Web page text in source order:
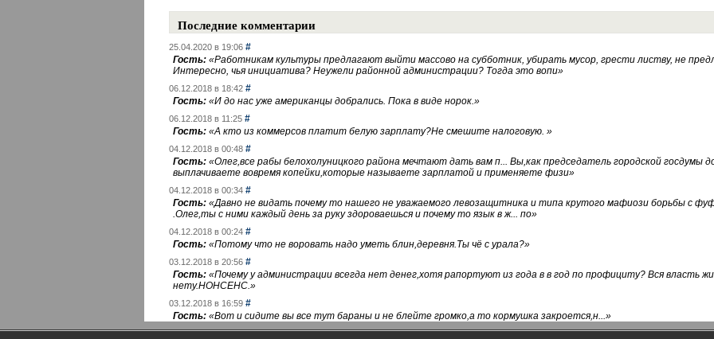
Последние комментарии
25.04.2020 в 19:06 #
Гость: «Работникам культуры предлагают выйти массово на субботник, убирать мусор, грести листву, не
Интересно, чья инициатива? Неужели районной администрации? Тогда это вопи»
06.12.2018 в 18:42 #
Гость: «И до нас уже американцы добрались. Пока в виде норок.»
06.12.2018 в 11:25 #
Гость: «А кто из коммерсов платит белую зарплату?Не смешите налоговую. »
04.12.2018 в 00:48 #
Гость: «Олег,все рабы белохолуницкого района мечтают дать вам п... Вы,как председатель городской госдумы
выплачиваете вовремя копейки,которые называете зарплатой и применяете физи»
04.12.2018 в 00:34 #
Гость: «Давно не видать почему то нашего не уважаемого левозащитника и типа крутого мафиози борьбы с
.Олег,ты с ними каждый день за руку здороваешься и почему то язык в ж... по»
04.12.2018 в 00:24 #
Гость: «Потому что не воровать надо уметь блин,деревня.Ты чё с урала?»
03.12.2018 в 20:56 #
Гость: «Почему у администрации всегда нет денег,хотя рапортуют из года в в год по профициту? Вся власть
нету.НОНСЕНС.»
03.12.2018 в 16:59 #
Гость: «Вот и сидите вы все тут бараны и не блейте громко,а то кормушка закроется,н...»